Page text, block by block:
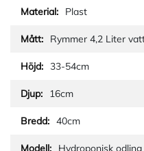
Plast
Rymmer 4,2 Liter
33-54cm
16cm
40cm
Hydroponisk